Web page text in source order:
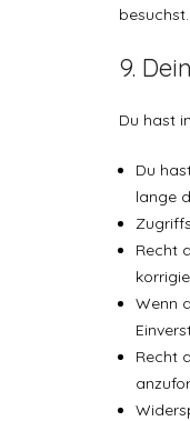
besuchst.
9.
Du hast
Du
lange
Recht
Wenn
Recht